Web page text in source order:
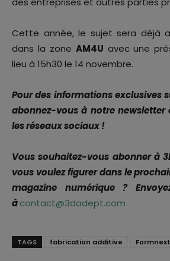
Cette année, le sujet sera déjà
dans la zone AM4U avec une
lieu à 15h30 le 14 novembre.
Pour des informations exclusives
abonnez-vous à notre newsletter
les réseaux sociaux !
Vous souhaitez-vous abonner à
vous voulez figurer dans le
magazine numérique ?
àcontact@3dadept.com
TAGS fabrication additive Formnext